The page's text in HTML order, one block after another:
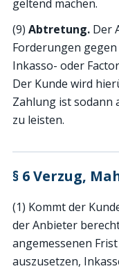
geltend machen.
(9) Abtretung. Der
Forderungen
Inkasso- oder
Der Kunde wird
Zahlung ist sodann
zu leisten.
§ 6 Verzug,
(1) Kommt der
der Anbieter
angemessenen
auszusetzen,